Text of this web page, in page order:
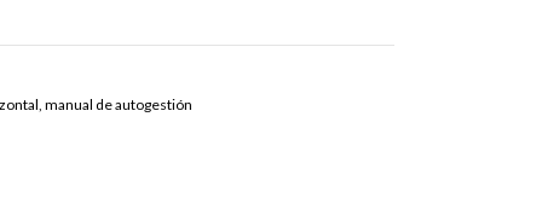
, manual de autogestión